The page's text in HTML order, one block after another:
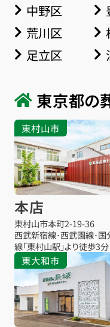
中野区
荒川区
足立区
東京都の
東村山市
本店
東村山市本町2-19-36
西武新宿線･西武園線･国
線「東村山駅」より徒歩3分
東大和市